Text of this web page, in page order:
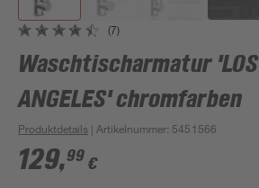
(7)
Waschtischarmatur 'LOS
ANGELES' chromfarben
Produktdetails | Artikelnummer: 5451566
129,99 €